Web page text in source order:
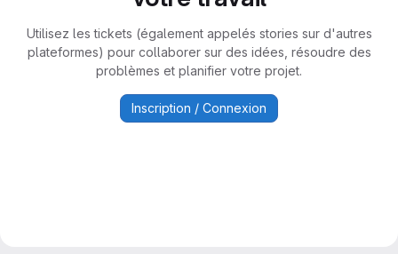
Utilisez les tickets (également appelés stories sur d'autres
plateformes) pour collaborer sur des idées, résoudre des
problèmes et planifier votre projet.
Inscription / Connexion